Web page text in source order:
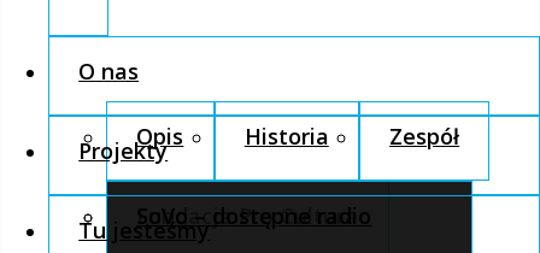
O nas
Opis Historia Zespół
Fundacja Pro Cultura
Projekty
SoVo – dostępne radio
Tu jesteśmy